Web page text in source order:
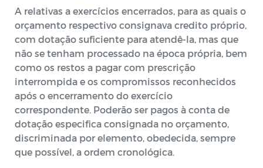
A relativas a exercícios encerrados, para as quais o
orçamento respectivo consignava credito próprio,
com dotação suficiente para atendê-la, mas que
não se tenham processado na época própria, bem
como os restos a pagar com prescrição
interrompida e os compromissos reconhecidos
após o encerramento do exercício
correspondente. Poderão ser pagos à conta de
dotação especifica consignada no orçamento,
discriminada por elemento, obedecida, sempre
que possível, a ordem cronológica.